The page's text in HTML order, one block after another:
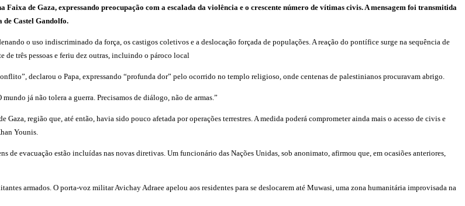
de Gaza, expressando preocupação com a escalada da violência e o crescente número de vítimas civis. A mensagem foi transmitida
Castel Gandolfo.
o uso indiscriminado da força, os castigos coletivos e a deslocação forçada de populações. A reação do pontífice surge na sequência de
de três pessoas e feriu dez outras, incluindo o pároco local
declarou o Papa, expressando “profunda dor” pelo ocorrido no templo religioso, onde centenas de palestinianos procuravam abrigo.
já não tolera a guerra. Precisamos de diálogo, não de armas.”
Gaza, região que, até então, havia sido pouco afetada por operações terrestres. A medida poderá comprometer ainda mais o acesso de civis e
Younis.
de evacuação estão incluídas nas novas diretivas. Um funcionário das Nações Unidas, sob anonimato, afirmou que, em ocasiões anteriores,
armados. O porta-voz militar Avichay Adraee apelou aos residentes para se deslocarem até Muwasi, uma zona humanitária improvisada na